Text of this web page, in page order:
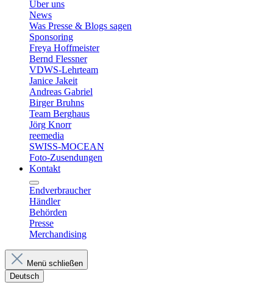
Über uns
News
Was Presse & Blogs sagen
Sponsoring
Freya Hoffmeister
Bernd Flessner
VDWS-Lehrteam
Janice Jakeit
Andreas Gabriel
Birger Bruhns
Team Berghaus
Jörg Knorr
reemedia
SWISS-MOCEAN
Foto-Zusendungen
Kontakt
Endverbraucher
Händler
Behörden
Presse
Merchandising
Menü schließen
Deutsch